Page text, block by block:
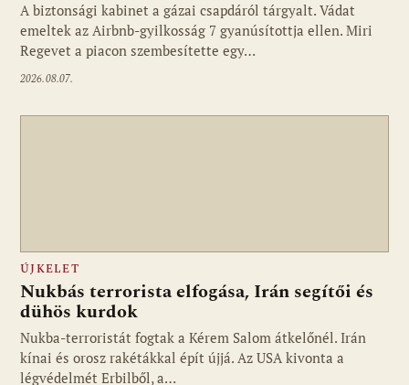
A biztonsági kabinet a gázai csapdáról tárgyalt. Vádat
emeltek az Airbnb-gyilkosság 7 gyanúsítottja ellen. Miri
Regevet a piacon szembesítette egy…
2026.08.07.
ÚJKELET
Nukbás terrorista elfogása, Irán segítői és
dühös kurdok
Nukba-terroristát fogtak a Kérem Salom átkelőnél. Irán
kínai és orosz rakétákkal épít újjá. Az USA kivonta a
légvédelmét Erbilből, a…